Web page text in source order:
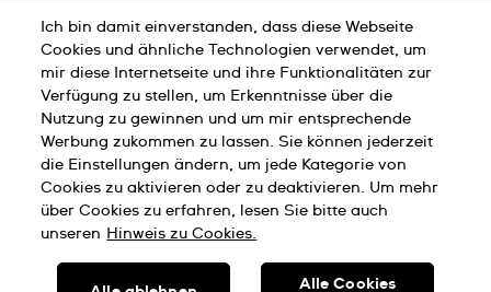
Verkaufs- und Lieferbedingungen
Vertrag widerrufen
Datenschutzerklärung Cookies Hinweis
Nutzungsbedingungen Impressum
SWISS MADE
Ich bin damit einverstanden, dass diese Webseite
Cookies und ähnliche Technologien verwendet, um
mir diese Internetseite und ihre Funktionalitäten zur
Verfügung zu stellen, um Erkenntnisse über die
Nutzung zu gewinnen und um mir entsprechende
Werbung zukommen zu lassen. Sie können jederzeit
die Einstellungen ändern, um jede Kategorie von
Cookies zu aktivieren oder zu deaktivieren. Um mehr
über Cookies zu erfahren, lesen Sie bitte auch
unseren Hinweis zu Cookies.
Alle Cookies